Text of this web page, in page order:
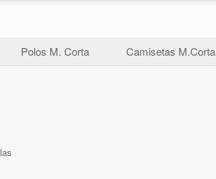
Polos M. Corta Camisetas M.Corta